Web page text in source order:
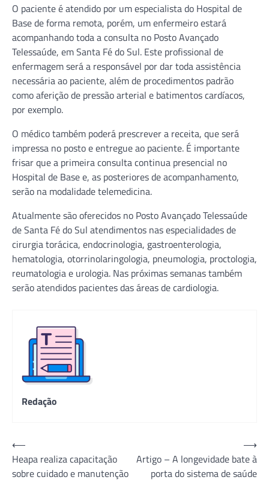
O paciente é atendido por um especialista do Hospital de
Base de forma remota, porém, um enfermeiro estará
acompanhando toda a consulta no Posto Avançado
Telessaúde, em Santa Fé do Sul. Este profissional de
enfermagem será a responsável por dar toda assistência
necessária ao paciente, além de procedimentos padrão
como aferição de pressão arterial e batimentos cardíacos,
por exemplo.
O médico também poderá prescrever a receita, que será
impressa no posto e entregue ao paciente. É importante
frisar que a primeira consulta continua presencial no
Hospital de Base e, as posteriores de acompanhamento,
serão na modalidade telemedicina.
Atualmente são oferecidos no Posto Avançado Telessaúde
de Santa Fé do Sul atendimentos nas especialidades de
cirurgia torácica, endocrinologia, gastroenterologia,
hematologia, otorrinolaringologia, pneumologia, proctologia,
reumatologia e urologia. Nas próximas semanas também
serão atendidos pacientes das áreas de cardiologia.
Redação
Navegação
de
⟵
Heapa realiza capacitação
sobre cuidado e manutenção
Artigo – A longevidade bate à
porta do sistema de saúde
⟶